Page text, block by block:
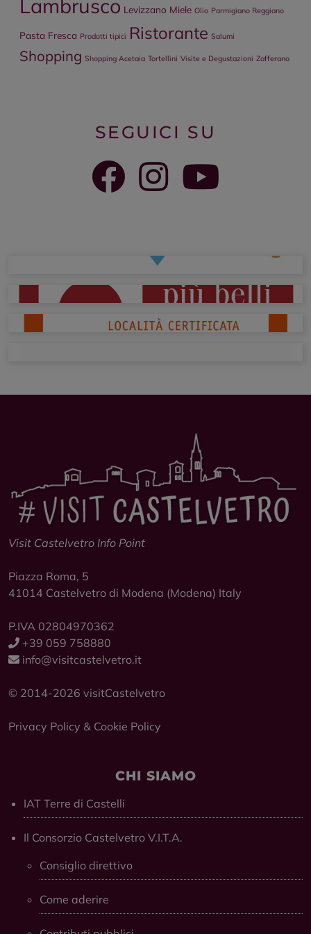
Lambrusco Levizzano Miele Olio Parmigiano Reggiano
Pasta Fresca Prodotti tipici Ristorante Salumi
Shopping Shopping Acetaia Tortellini Visite e Degustazioni Zafferano
SEGUICI SU
Visit Castelvetro Info Point
Piazza Roma, 5
41014 Castelvetro di Modena (Modena) Italy
P.IVA 02804970362
+39 059 758880
info@visitcastelvetro.it
© 2014-2026 visitCastelvetro
Privacy Policy & Cookie Policy
CHI SIAMO
IAT Terre di Castelli
Il Consorzio Castelvetro V.I.T.A.
Consiglio direttivo
Come aderire